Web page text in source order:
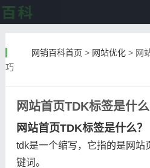
网销百科首页 > 网站优化 >网
巧
网站首页TDK标签是什
网站首页TDK标签是什么？
tdk是一个缩写，它指的是网站
键词。